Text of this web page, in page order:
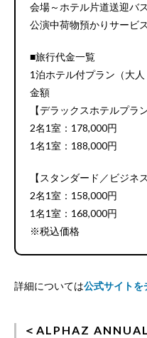
会場～ホテル片道送迎バ
公演中荷物預かりサービス
■旅行代金一覧
1泊ホテル付プラン（大
金額
【デラックスホテルプラン
2名1室：178,000円
1名1室：188,000円
【スタンダード／ビジネ
2名1室：158,000円
1名1室：168,000円
※税込価格
詳細については公式サイトを
＜ALPHAZ